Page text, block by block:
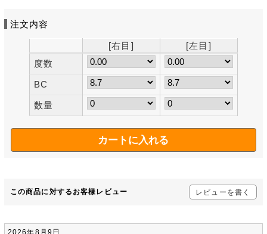
注文内容
[右目]
[左目]
度数
BC
数量
この商品に対するお客様レビュー レビューを書く
2026年8月9日